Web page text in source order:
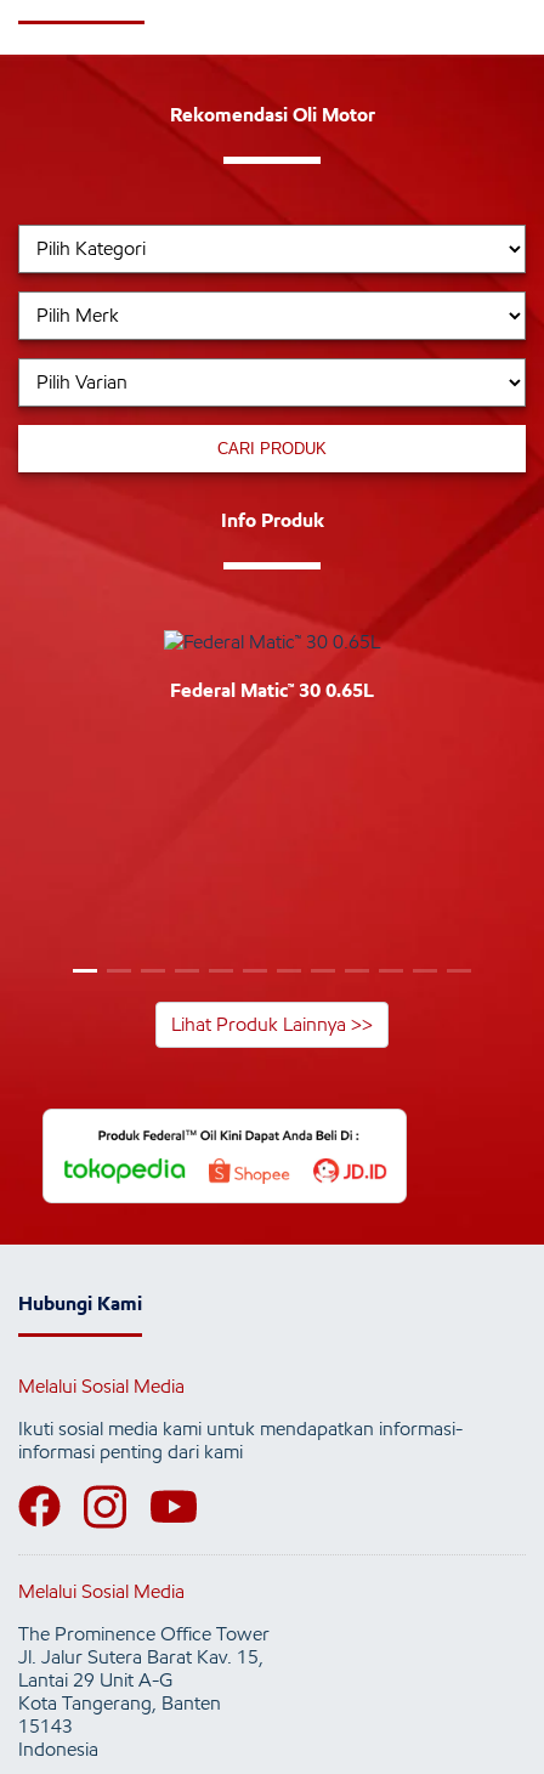
Rekomendasi Oli Motor
CARI PRODUK
Info Produk
Federal Matic™ 30 0.65L
Lihat Produk Lainnya >>
Hubungi Kami
Melalui Sosial Media
Ikuti sosial media kami untuk mendapatkan informasi-
informasi penting dari kami
Melalui Sosial Media
The Prominence Office Tower
Jl. Jalur Sutera Barat Kav. 15,
Lantai 29 Unit A-G
Kota Tangerang, Banten
15143
Indonesia